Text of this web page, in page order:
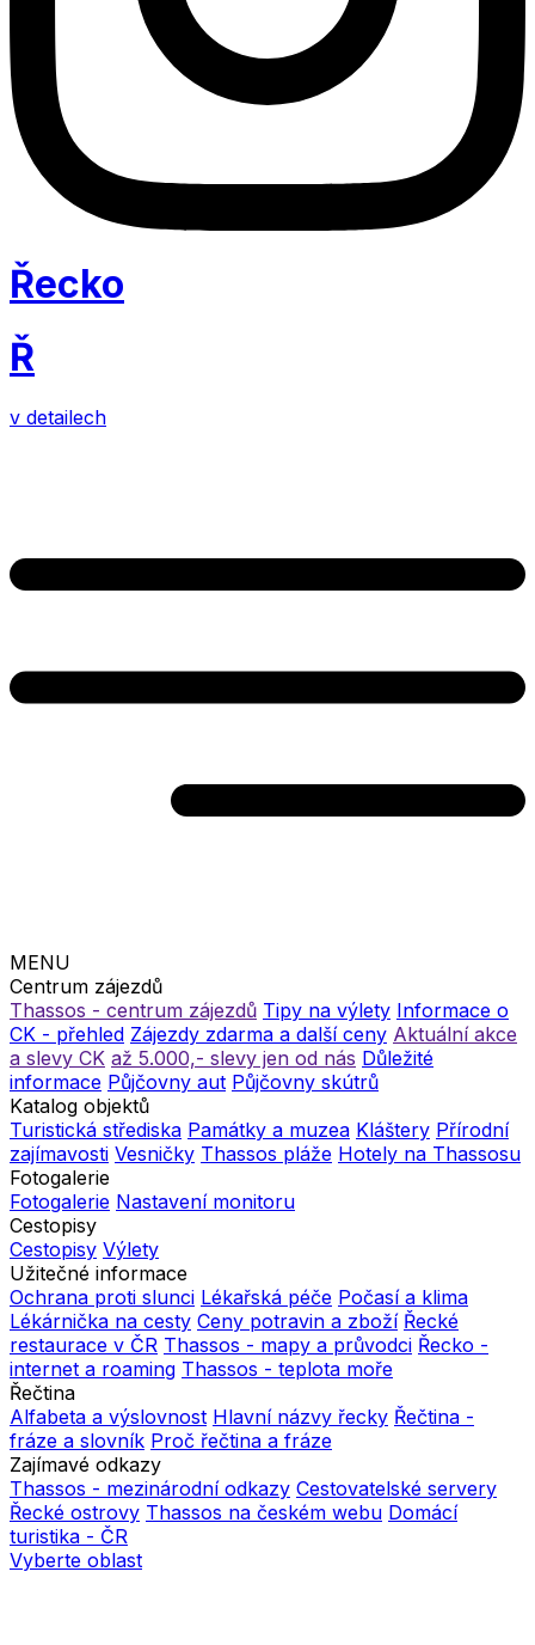
Řecko
Ř
v detailech
MENU
Centrum zájezdů
Thassos - centrum zájezdů Tipy na výlety Informace o
CK - přehled Zájezdy zdarma a další ceny Aktuální akce
a slevy CK až 5.000,- slevy jen od nás Důležité
informace Půjčovny aut Půjčovny skútrů
Katalog objektů
Turistická střediska Památky a muzea Kláštery Přírodní
zajímavosti Vesničky Thassos pláže Hotely na Thassosu
Fotogalerie
Fotogalerie Nastavení monitoru
Cestopisy
Cestopisy Výlety
Užitečné informace
Ochrana proti slunci Lékařská péče Počasí a klima
Lékárnička na cesty Ceny potravin a zboží Řecké
restaurace v ČR Thassos - mapy a průvodci Řecko -
internet a roaming Thassos - teplota moře
Řečtina
Alfabeta a výslovnost Hlavní názvy řecky Řečtina -
fráze a slovník Proč řečtina a fráze
Zajímavé odkazy
Thassos - mezinárodní odkazy Cestovatelské servery
Řecké ostrovy Thassos na českém webu Domácí
turistika - ČR
Vyberte oblast